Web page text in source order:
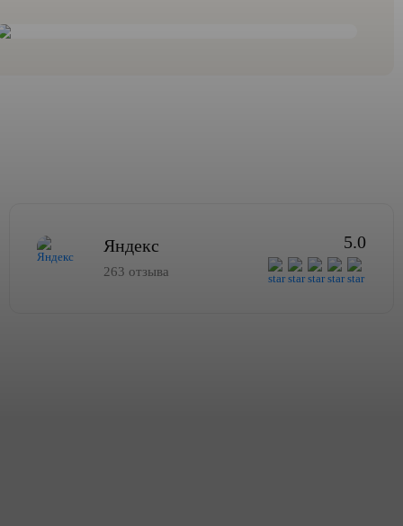
Яндекс
263 отзыва
5.0